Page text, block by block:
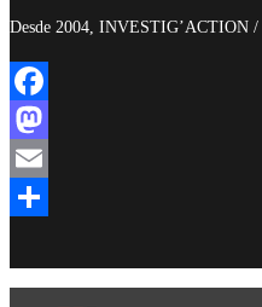
Desde 2004, INVESTIG’ACTION /
Facebook
Mastodon
Email